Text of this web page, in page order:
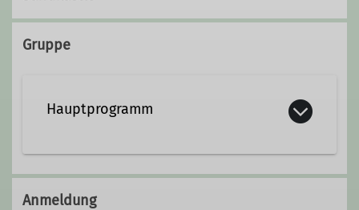
Gruppe
Hauptprogramm
Anmeldung